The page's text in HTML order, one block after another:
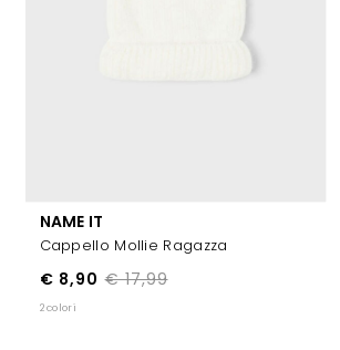
NAME IT
Cappello Mollie Ragazza
€ 17,99
€ 8,90
2 colori